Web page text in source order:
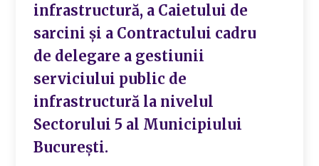
infrastructură, a Caietului de
sarcini și a Contractului cadru
de delegare a gestiunii
serviciului public de
infrastructură la nivelul
Sectorului 5 al Municipiului
București.